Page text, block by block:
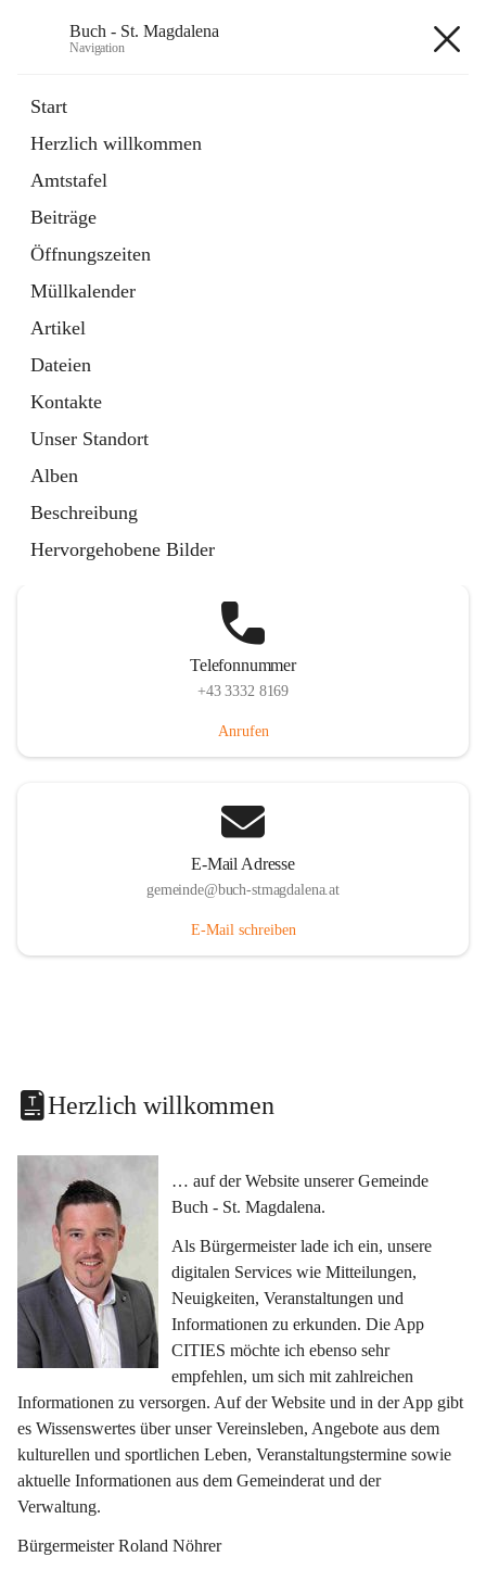
Buch - St. Magdalena
Navigation
Start
Herzlich willkommen
Amtstafel
Beiträge
Öffnungszeiten
Müllkalender
Artikel
Dateien
Kontakte
Unser Standort
Alben
Beschreibung
Hervorgehobene Bilder
11 Schnellzugriffe
Bürgerservice
10 Schnellzugriffe
Telefonnummer
+43 3332 8169
Anrufen
E-Mail Adresse
gemeinde@buch-stmagdalena.at
E-Mail schreiben
Herzlich willkommen
… auf der Website unserer Gemeinde
Buch - St. Magdalena.
Als Bürgermeister lade ich ein, unsere
digitalen Services wie Mitteilungen,
Neuigkeiten, Veranstaltungen und
Informationen zu erkunden. Die App
CITIES möchte ich ebenso sehr
empfehlen, um sich mit zahlreichen
Informationen zu versorgen. Auf der Website und in der App gibt
es Wissenswertes über unser Vereinsleben, Angebote aus dem
kulturellen und sportlichen Leben, Veranstaltungstermine sowie
aktuelle Informationen aus dem Gemeinderat und der
Verwaltung.
Bürgermeister Roland Nöhrer